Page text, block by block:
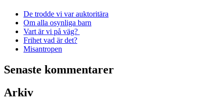
De trodde vi var auktoritära
Om alla osynliga barn
Vart är vi på väg?
Frihet vad är det?
Misantropen
Senaste kommentarer
Arkiv